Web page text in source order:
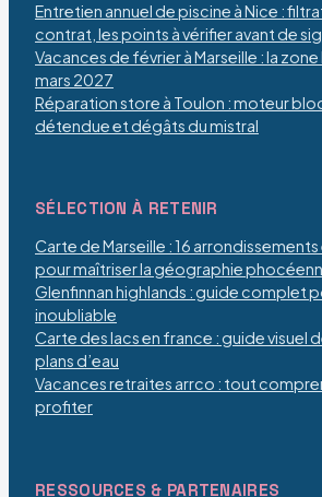
Entretien annuel de piscine à Nice :
contrat, les points à vérifier avant de
Vacances de février à Marseille : la
mars 2027
Réparation store à Toulon : moteur
détendue et dégâts du mistral
SÉLECTION À RETENIR
Carte de Marseille : 16 arrondissements
pour maîtriser la géographie
Glenfinnan highlands : guide complet
inoubliable
Carte des lacs en france : guide visuel
plans d’eau
Vacances retraites arrco : tout
profiter
RESSOURCES & PARTENAIRES